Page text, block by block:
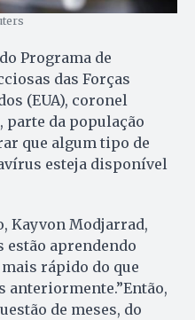
Programa de
das Forças
(EUA), coronel
parte da população
que algum tipo de
esteja disponível
Kayvon Modjarrad,
estão aprendendo
rápido do que
anteriormente.”Então,
de meses, do